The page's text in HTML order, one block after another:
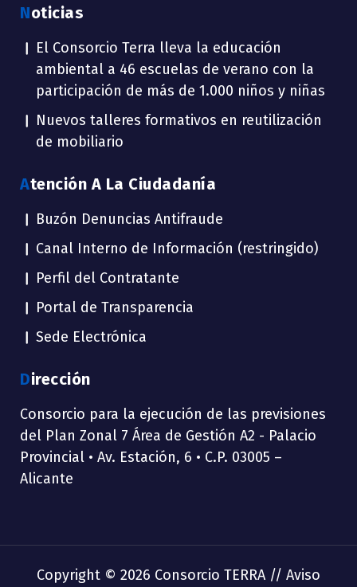
Noticias
El Consorcio Terra lleva la educación
ambiental a 46 escuelas de verano con la
participación de más de 1.000 niños y niñas
Nuevos talleres formativos en reutilización
de mobiliario
Atención A La Ciudadanía
Buzón Denuncias Antifraude
Canal Interno de Información (restringido)
Perfil del Contratante
Portal de Transparencia
Sede Electrónica
Dirección
Consorcio para la ejecución de las previsiones
del Plan Zonal 7 Área de Gestión A2 - Palacio
Provincial • Av. Estación, 6 • C.P. 03005 –
Alicante
Copyright © 2026 Consorcio TERRA // Aviso